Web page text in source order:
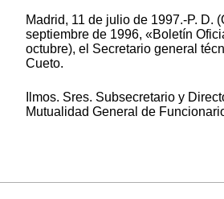
Madrid, 11 de julio de 1997.-P. D.
septiembre de 1996, «Boletín
octubre), el Secretario general
Cueto.
Ilmos. Sres. Subsecretario y
Mutualidad General de